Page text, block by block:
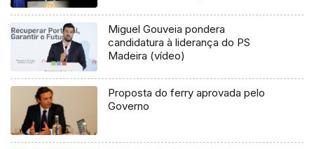
Miguel Gouveia pondera
candidatura à liderança do PS
Madeira (vídeo)
Proposta do ferry aprovada pelo
Governo